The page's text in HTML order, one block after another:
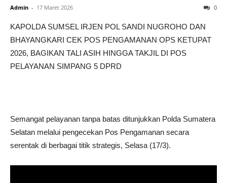
Admin - 17 Maret 2026 0
KAPOLDA SUMSEL IRJEN POL SANDI NUGROHO DAN
BHAYANGKARI CEK POS PENGAMANAN OPS KETUPAT
2026, BAGIKAN TALI ASIH HINGGA TAKJIL DI POS
PELAYANAN SIMPANG 5 DPRD
Semangat pelayanan tanpa batas ditunjukkan Polda Sumatera
Selatan melalui pengecekan Pos Pengamanan secara
serentak di berbagai titik strategis, Selasa (17/3).